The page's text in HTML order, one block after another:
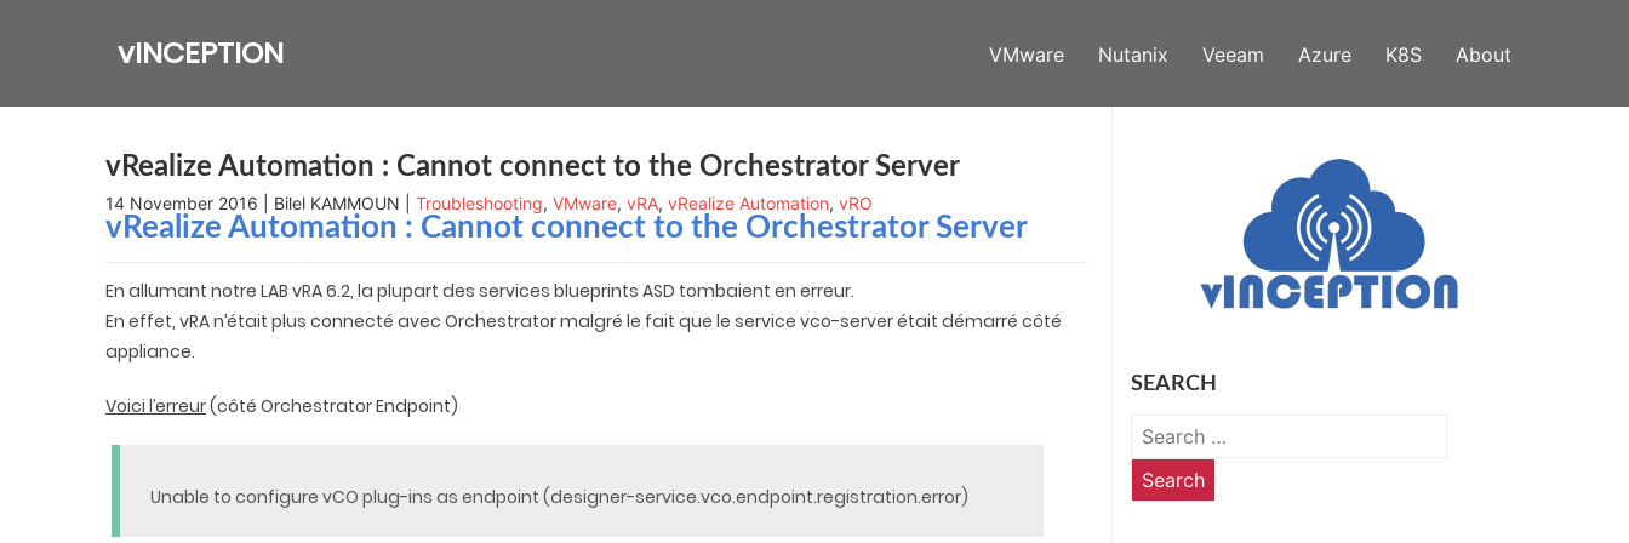
vINCEPTION VMware Nutanix Veeam Azure K8S About
vRealize Automation : Cannot connect to the Orchestrator Server
14 November 2016 | Bilel KAMMOUN | Troubleshooting, VMware, vRA, vRealize Automation, vRO
vRealize Automation : Cannot connect to the Orchestrator Server
En allumant notre LAB vRA 6.2, la plupart des services blueprints ASD tombaient en erreur.
En effet, vRA n’était plus connecté avec Orchestrator malgré le fait que le service vco-server était démarré côté
appliance.
Voici l’erreur(côté Orchestrator Endpoint)
Unable to configure vCO plug-ins as endpoint (designer-service.vco.endpoint.registration.error)
SEARCH
Search
for: